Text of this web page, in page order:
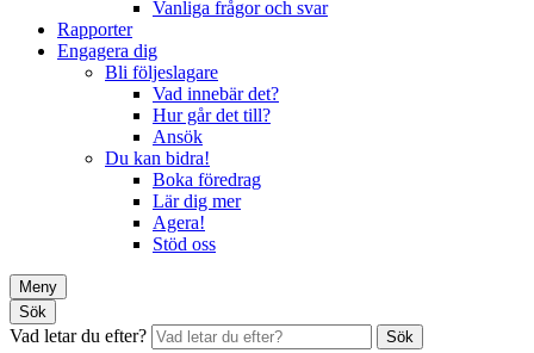
Vanliga frågor och svar
Rapporter
Engagera dig
Bli följeslagare
Vad innebär det?
Hur går det till?
Ansök
Du kan bidra!
Boka föredrag
Lär dig mer
Agera!
Stöd oss
Meny
Sök
Vad letar du efter? Sök